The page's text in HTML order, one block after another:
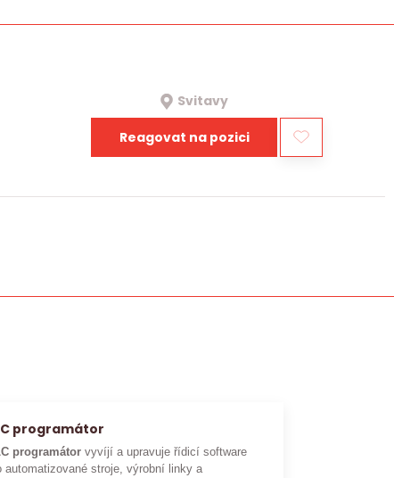
Svitavy
Reagovat na pozici
programátor
programátor vyvíjí a upravuje řídicí software
automatizované stroje, výrobní linky a